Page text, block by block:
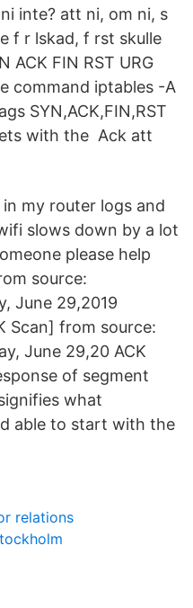
inte? att ni, om ni, s
f r lskad, f rst skulle
FIN RST URG
command iptables -A
SYN,ACK,FIN,RST
with the Ack att
my router logs and
slows down by a lot
please help
source:
June 29,2019
Scan] from source:
June 29,20 ACK
of segment
what
able to start with the
relations